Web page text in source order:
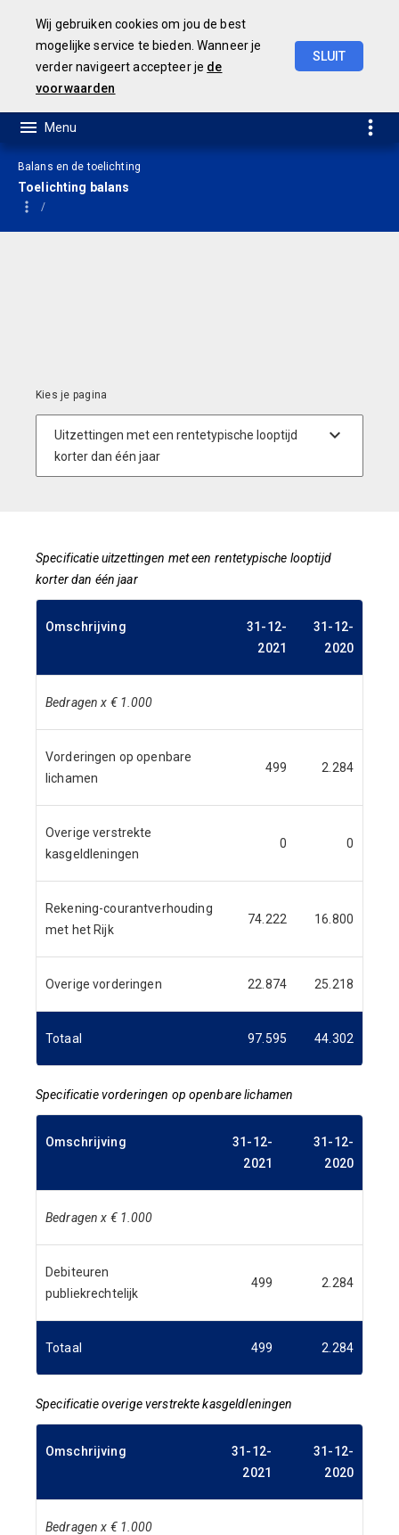
Wij gebruiken cookies om jou de best
mogelijke service te bieden. Wanneer je
verder navigeert accepteer je de
voorwaarden
SLUIT
Balans en de toelichting
Toelichting balans
Specificatie uitzettingen met een rentetypische looptijd
korter dan één jaar
Omschrijving
31-12-
2021
31-12-
2020
Bedragen x € 1.000
Vorderingen op openbare
lichamen
499 2.284
Overige verstrekte
kasgeldleningen
0 0
Rekening-courantverhouding
met het Rijk
74.222 16.800
Overige vorderingen 22.874 25.218
Totaal 97.595 44.302
Specificatie vorderingen op openbare lichamen
Omschrijving
31-12-
2021
31-12-
2020
Bedragen x € 1.000
Debiteuren
publiekrechtelijk
499 2.284
Totaal 499 2.284
Specificatie overige verstrekte kasgeldleningen
Omschrijving
31-12-
2021
31-12-
2020
Bedragen x € 1.000